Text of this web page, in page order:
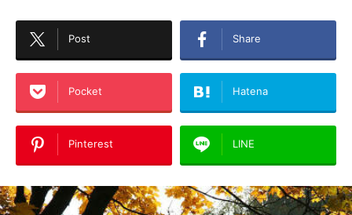
Post Share
Pocket Hatena
Pinterest LINE